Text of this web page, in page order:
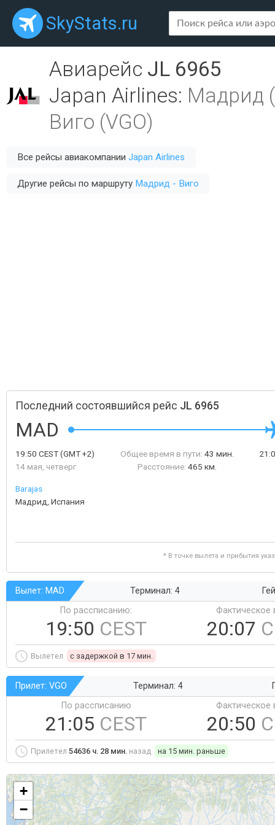
SkyStats.ru
Авиарейс JL 6965
Japan Airlines: Мадрид
Виго (VGO)
Все рейсы авиакомпании Japan Airlines
Другие рейсы по маршруту Мадрид - Виго
Последний состоявшийся рейс JL 6965
MAD
19:50 CEST(GMT +2)
14 мая, четверг
Общее время в пути: 43 мин.
Расстояние: 465 км.
Barajas
Мадрид, Испания
* В точке вылета и прибытия
Вылет: MAD Терминал: 4
По рассписанию:
19:50 CEST
Фактическое
20:07
Вылетел c задержкой в 17 мин.
Прилет: VGO Терминал: 4
По рассписанию
21:05 CEST
Фактическое
20:50
Прилетел 54636 ч. 28 мин. назад на 15 мин. раньше
+
−